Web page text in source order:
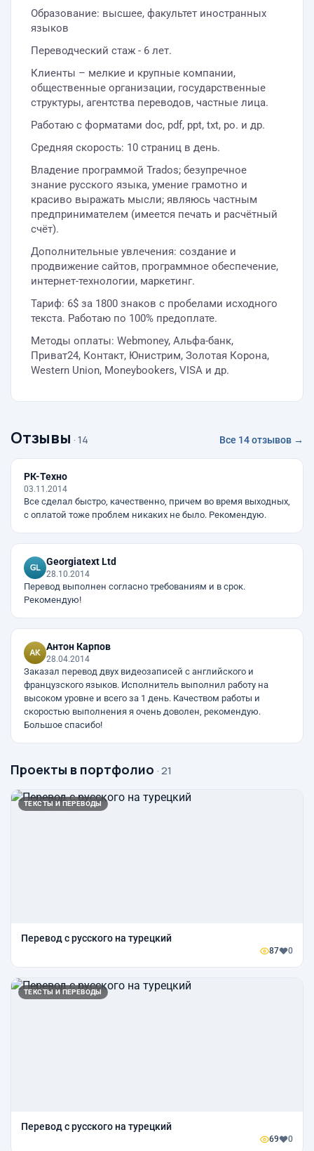
Образование: высшее, факультет иностранных
языков
Переводческий стаж - 6 лет.
Клиенты – мелкие и крупные компании,
общественные организации, государственные
структуры, агентства переводов, частные лица.
Работаю с форматами doc, pdf, ppt, txt, po. и др.
Средняя скорость: 10 страниц в день.
Владение программой Trados; безупречное
знание русского языка, умение грамотно и
красиво выражать мысли; являюсь частным
предпринимателем (имеется печать и расчётный
счёт).
Дополнительные увлечения: создание и
продвижение сайтов, программное обеспечение,
интернет-технологии, маркетинг.
Тариф: 6$ за 1800 знаков с пробелами исходного
текста. Работаю по 100% предоплате.
Методы оплаты: Webmoney, Альфа-банк,
Приват24, Контакт, Юнистрим, Золотая Корона,
Western Union, Moneybookers, VISA и др.
Отзывы · 14 Все 14 отзывов →
РК-Техно
03.11.2014
Все сделал быстро, качественно, причем во время выходных,
с оплатой тоже проблем никаких не было. Рекомендую.
Georgiatext Ltd
28.10.2014
Перевод выполнен согласно требованиям и в срок.
Рекомендую!
Антон Карпов
28.04.2014
Заказал перевод двух видеозаписей с английского и
французского языков. Исполнитель выполнил работу на
высоком уровне и всего за 1 день. Качеством работы и
скоростью выполнения я очень доволен, рекомендую.
Большое спасибо!
Проекты в портфолио · 21
ТЕКСТЫ И ПЕРЕВОДЫ
Перевод с русского на турецкий
87 0
ТЕКСТЫ И ПЕРЕВОДЫ
Перевод с русского на турецкий
69 0